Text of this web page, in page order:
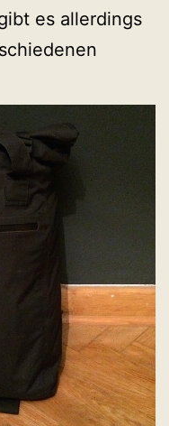
es allerdings